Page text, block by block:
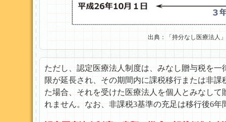
出典：「持分なし医療法人
ただし、認定医療法人制度は、みなし贈与税を
限が延長され、その期間内に課税移行または非
た場合、それを受けた医療法人を個人とみなし
れません。なお、非課税3基準の充足は移行後6